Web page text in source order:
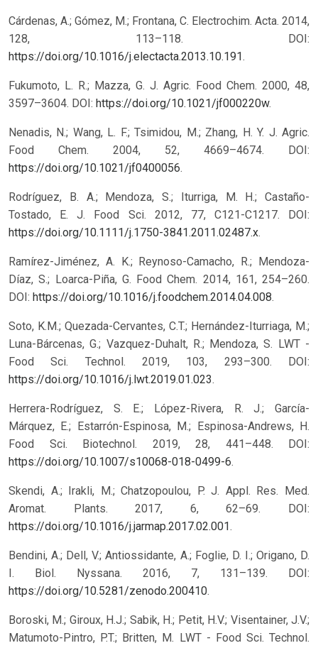
Cárdenas, A.; Gómez, M.; Frontana, C. Electrochim. Acta. 2014,
128, 113–118. DOI:
https://doi.org/10.1016/j.electacta.2013.10.191.
Fukumoto, L. R.; Mazza, G. J. Agric. Food Chem. 2000, 48,
3597–3604. DOI: https://doi.org/10.1021/jf000220w.
Nenadis, N.; Wang, L. F.; Tsimidou, M.; Zhang, H. Y. J. Agric.
Food Chem. 2004, 52, 4669–4674. DOI:
https://doi.org/10.1021/jf0400056.
Rodríguez, B. A.; Mendoza, S.; Iturriga, M. H.; Castaño-
Tostado, E. J. Food Sci. 2012, 77, C121-C1217. DOI:
https://doi.org/10.1111/j.1750-3841.2011.02487.x.
Ramírez-Jiménez, A. K.; Reynoso-Camacho, R.; Mendoza-
Díaz, S.; Loarca-Piña, G. Food Chem. 2014, 161, 254–260.
DOI: https://doi.org/10.1016/j.foodchem.2014.04.008.
Soto, K.M.; Quezada-Cervantes, C.T.; Hernández-Iturriaga, M.;
Luna-Bárcenas, G.; Vazquez-Duhalt, R.; Mendoza, S. LWT -
Food Sci. Technol. 2019, 103, 293–300. DOI:
https://doi.org/10.1016/j.lwt.2019.01.023.
Herrera-Rodríguez, S. E.; López-Rivera, R. J.; García-
Márquez, E.; Estarrón-Espinosa, M.; Espinosa-Andrews, H.
Food Sci. Biotechnol. 2019, 28, 441–448. DOI:
https://doi.org/10.1007/s10068-018-0499-6.
Skendi, A.; Irakli, M.; Chatzopoulou, P. J. Appl. Res. Med.
Aromat. Plants. 2017, 6, 62–69. DOI:
https://doi.org/10.1016/j.jarmap.2017.02.001.
Bendini, A.; Dell, V.; Antiossidante, A.; Foglie, D. I.; Origano, D.
I. Biol. Nyssana. 2016, 7, 131–139. DOI:
https://doi.org/10.5281/zenodo.200410.
Boroski, M.; Giroux, H.J.; Sabik, H.; Petit, H.V.; Visentainer, J.V.;
Matumoto-Pintro, P.T.; Britten, M. LWT - Food Sci. Technol.